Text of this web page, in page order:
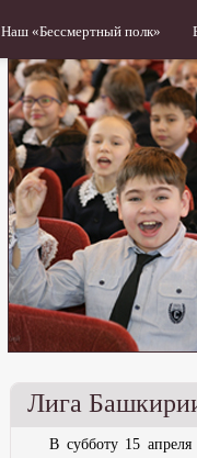
Наш «Бессмертный полк»
Лига
В субботу 15